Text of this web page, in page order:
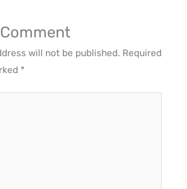
will not be published. Required
*